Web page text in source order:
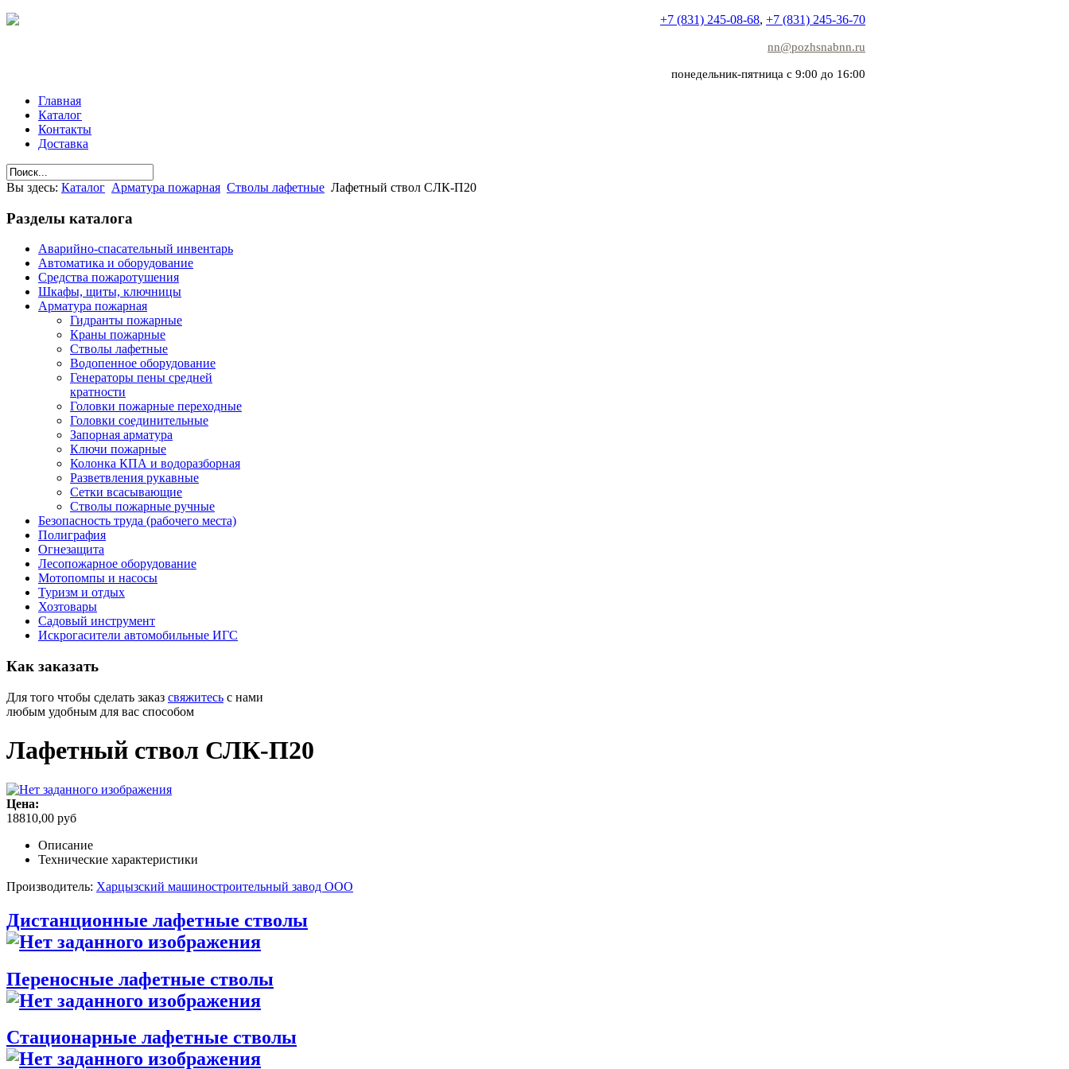
+7 (831) 245-08-68, +7 (831) 245-36-70
nn@pozhsnabnn.ru
понедельник-пятница с 9:00 до 16:00
Главная
Каталог
Контакты
Доставка
Вы здесь: Каталог Арматура пожарная Стволы лафетные Лафетный ствол СЛК-П20
Разделы каталога
Аварийно-спасательный инвентарь
Автоматика и оборудование
Средства пожаротушения
Шкафы, щиты, ключницы
Арматура пожарная
Гидранты пожарные
Краны пожарные
Стволы лафетные
Водопенное оборудование
Генераторы пены средней
кратности
Головки пожарные переходные
Головки соединительные
Запорная арматура
Ключи пожарные
Колонка КПА и водоразборная
Разветвления рукавные
Сетки всасывающие
Стволы пожарные ручные
Безопасность труда (рабочего места)
Полиграфия
Огнезащита
Лесопожарное оборудование
Мотопомпы и насосы
Туризм и отдых
Хозтовары
Садовый инструмент
Искрогасители автомобильные ИГС
Как заказать
Для того чтобы сделать заказ свяжитесь с нами
любым удобным для вас способом
Лафетный ствол СЛК-П20
Цена:
18810,00 руб
Описание
Технические характеристики
Производитель: Харцызский машиностроительный завод ООО
Дистанционные лафетные стволы
Переносные лафетные стволы
Стационарные лафетные стволы